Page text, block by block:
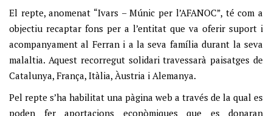
El repte, anomenat “Ivars – Múnic per l’AFANOC”, té com a
objectiu recaptar fons per a l’entitat que va oferir suport i
acompanyament al Ferran i a la seva família durant la seva
malaltia. Aquest recorregut solidari travessarà paisatges de
Catalunya, França, Itàlia, Àustria i Alemanya.
Pel repte s’ha habilitat una pàgina web a través de la qual es
poden fer aportacions econòmiques que es donaran